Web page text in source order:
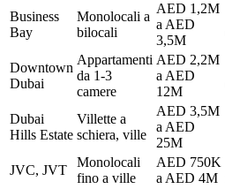
Business
Bay
Monolocali a
bilocali
AED 1,2M
a AED
3,5M
Downtown
Dubai
Appartamenti
da 1-3
camere
AED 2,2M
a AED
12M
Dubai
Hills Estate
Villette a
schiera, ville
AED 3,5M
a AED
25M
JVC, JVT
Monolocali
fino a ville
AED 750K
a AED 4M